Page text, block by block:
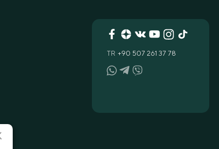
TR +90 507 261 37 78